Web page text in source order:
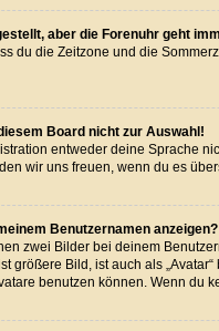
aber die Forenuhr geht
du die Zeitzone und die
Board nicht zur Auswahl!
entweder deine Sprache
wir uns freuen, wenn du es
Benutzernamen anzeigen?
zwei Bilder bei deinem
größere Bild, ist auch als
benutzen können. Wenn du